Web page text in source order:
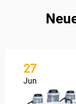
27
Jun